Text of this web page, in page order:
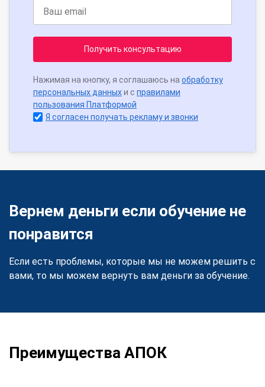
Получить консультацию
Нажимая на кнопку, я соглашаюсь на обработку
персональных данныхи с правилами
пользования Платформой
Я согласен получать рекламу и звонки
Вернем деньги если обучение не
понравится
Если есть проблемы, которые мы не можем решить с
вами, то мы можем вернуть вам деньги за обучение.
Преимущества АПОК